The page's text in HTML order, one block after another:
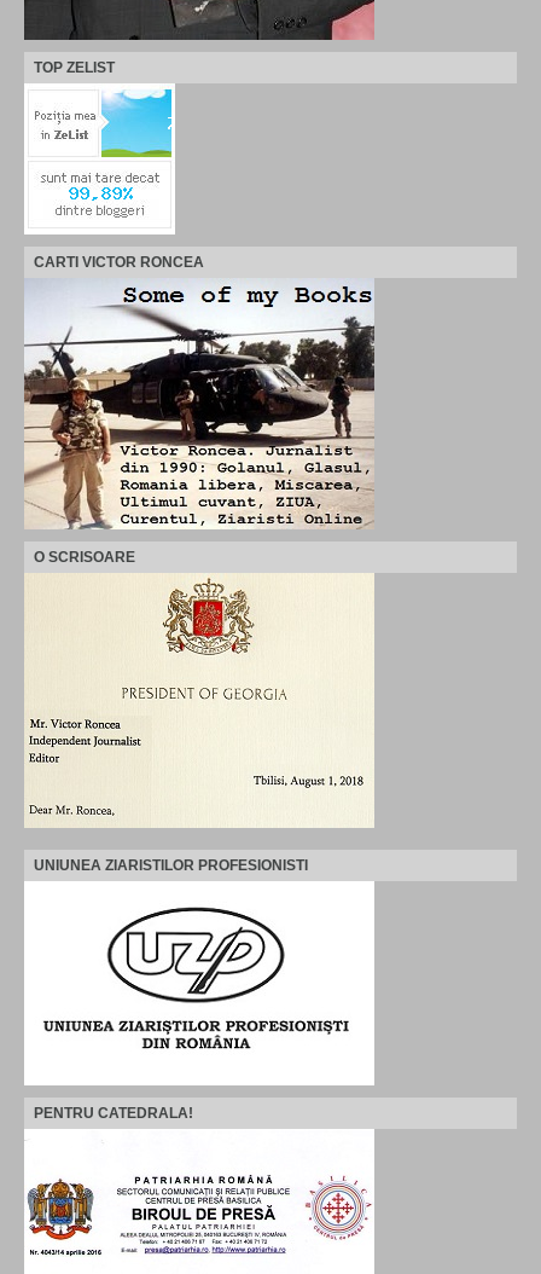
TOP ZELIST
CARTI VICTOR RONCEA
O SCRISOARE
UNIUNEA ZIARISTILOR PROFESIONISTI
PENTRU CATEDRALA!